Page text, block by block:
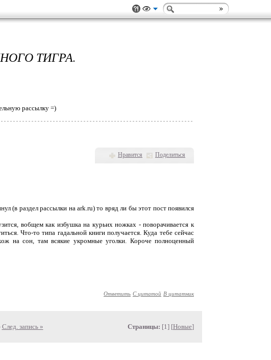
ТИГРА.
рассылку =)
Нравится Поделиться
(в раздел рассылки на ark.ru) то вряд ли бы этот пост появился
вобщем как избушка на курьих ножках - поворачивается к
Что-то типа гадальной книги получается. Куда тебе сейчас
на сон, там всякие укромные уголки. Короче полноценный
Ответить С цитатой В цитатник
След. запись » Страницы: [1] [Новые]